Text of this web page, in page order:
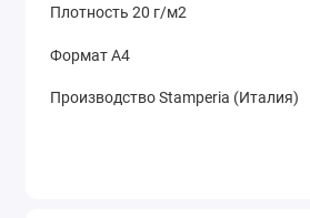
Плотность 20 г/м2
Формат А4
Производство Stamperia (Италия)